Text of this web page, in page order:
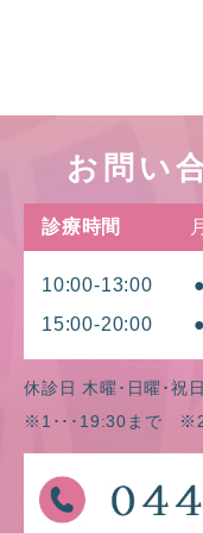
お問い
診療時間 月
10:00-13:00 ●
15:00-20:00
●
休診日 木曜･日曜･祝
※1･･･19:30まで ※2